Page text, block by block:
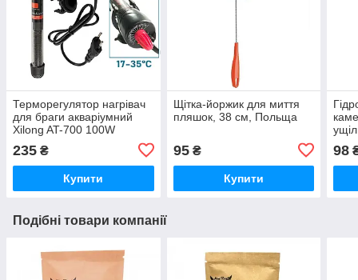
Терморегулятор нагрівач
для браги акваріумний
Xilong AT-700 100W
235 ₴
Купити
Щітка-йоржик для миття
пляшок, 38 см, Польща
95₴
Купити
98
Подібні товари компанії